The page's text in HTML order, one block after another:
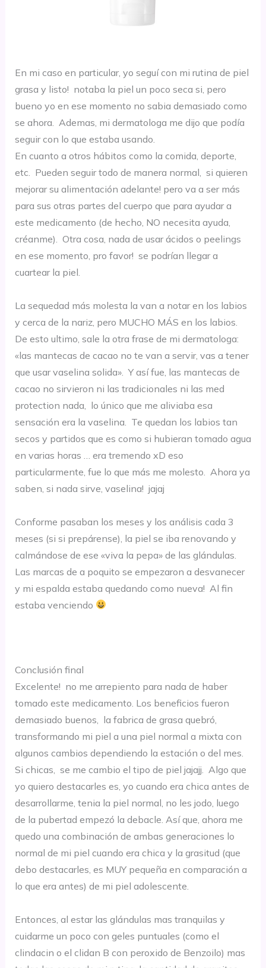
En mi caso en particular, yo seguí con mi rutina de piel
grasa y listo! notaba la piel un poco seca si, pero
bueno yo en ese momento no sabia demasiado como
se ahora. Ademas, mi dermatologa me dijo que podía
seguir con lo que estaba usando.
En cuanto a otros hábitos como la comida, deporte,
etc. Pueden seguir todo de manera normal, si quieren
mejorar su alimentación adelante! pero va a ser más
para sus otras partes del cuerpo que para ayudar a
este medicamento (de hecho, NO necesita ayuda,
créanme). Otra cosa, nada de usar ácidos o peelings
en ese momento, pro favor! se podrían llegar a
cuartear la piel.
La sequedad más molesta la van a notar en los labios
y cerca de la nariz, pero MUCHO MÁS en los labios.
De esto ultimo, sale la otra frase de mi dermatologa:
«las mantecas de cacao no te van a servir, vas a tener
que usar vaselina solida». Y así fue, las mantecas de
cacao no sirvieron ni las tradicionales ni las med
protection nada, lo único que me aliviaba esa
sensación era la vaselina. Te quedan los labios tan
secos y partidos que es como si hubieran tomado agua
en varias horas … era tremendo xD eso
particularmente, fue lo que más me molesto. Ahora ya
saben, si nada sirve, vaselina! jajaj
Conforme pasaban los meses y los análisis cada 3
meses (si si prepárense), la piel se iba renovando y
calmándose de ese «viva la pepa» de las glándulas.
Las marcas de a poquito se empezaron a desvanecer
y mi espalda estaba quedando como nueva! Al fin
estaba venciendo
Conclusión final
Excelente! no me arrepiento para nada de haber
tomado este medicamento. Los beneficios fueron
demasiado buenos, la fabrica de grasa quebró,
transformando mi piel a una piel normal a mixta con
algunos cambios dependiendo la estación o del mes.
Si chicas, se me cambio el tipo de piel jajajj. Algo que
yo quiero destacarles es, yo cuando era chica antes de
desarrollarme, tenia la piel normal, no les jodo, luego
de la pubertad empezó la debacle. Así que, ahora me
quedo una combinación de ambas generaciones lo
normal de mi piel cuando era chica y la grasitud (que
debo destacarles, es MUY pequeña en comparación a
lo que era antes) de mi piel adolescente.
Entonces, al estar las glándulas mas tranquilas y
cuidarme un poco con geles puntuales (como el
clindacin o el clidan B con peroxido de Benzoilo) mas